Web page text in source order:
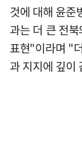
것에 대해 윤준
과는 더 큰 전
표현"이라며 "
과 지지에 깊이